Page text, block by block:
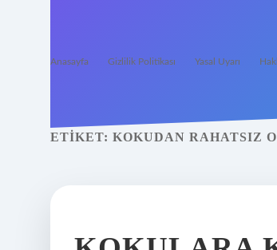
Anasayfa Gizlilik Politikası Yasal Uyarı
ETIKET: KOKUDAN RAHATSIZ